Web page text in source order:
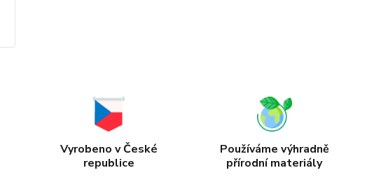
Vyrobeno v České
republice
Používáme výhradně
přírodní materiály